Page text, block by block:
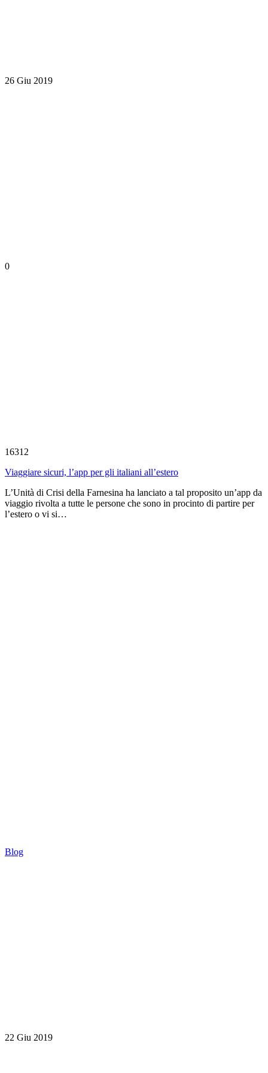
26 Giu 2019
0
16312
Viaggiare sicuri, l’app per gli italiani all’estero
L’Unità di Crisi della Farnesina ha lanciato a tal proposito un’app da
viaggio rivolta a tutte le persone che sono in procinto di partire per
l’estero o vi si…
Blog
22 Giu 2019